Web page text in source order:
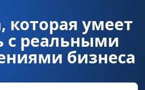
которая умеет
с реальными
бизнеса